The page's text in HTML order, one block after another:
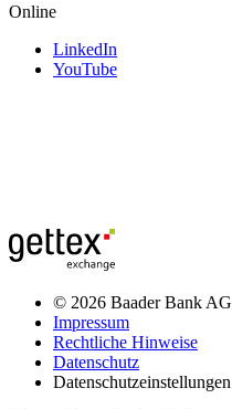
Online
LinkedIn
YouTube
© 2026 Baader Bank AG
Impressum
Rechtliche Hinweise
Datenschutz
Datenschutzeinstellungen